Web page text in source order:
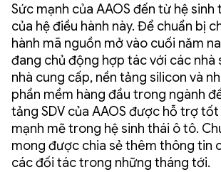
Sức mạnh của AAOS đến từ hệ sinh
của hệ điều hành này. Để chuẩn bị
hành mã nguồn mở vào cuối năm
đang chủ động hợp tác với các nhà
nhà cung cấp, nền tảng silicon và
phần mềm hàng đầu trong ngành
tảng SDV của AAOS được hỗ trợ
mạnh mẽ trong hệ sinh thái ô tô.
mong được chia sẻ thêm thông tin
các đối tác trong những tháng tới.